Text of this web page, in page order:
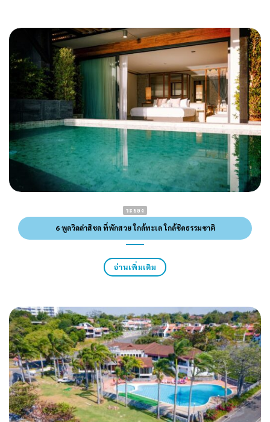
ระยอง
6 พูลวิลล่าสิชล ที่พักสวย ใกล้ทะเล ใกล้ชิดธรรมชาติ
อ่านเพิ่มเติม